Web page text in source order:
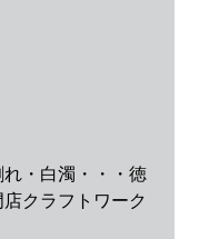
・白濁・・・徳
クラフトワーク